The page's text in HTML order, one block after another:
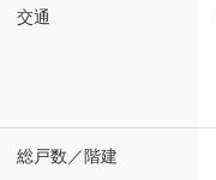
交通
総戸数／階建